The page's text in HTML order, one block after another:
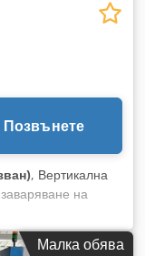
Позвънете
, Вертикална
на
U Nhefx
Малка обява